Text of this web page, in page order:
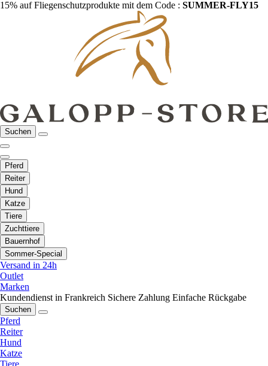
15% auf Fliegenschutzprodukte mit dem Code : SUMMER-FLY15
Suchen
Pferd
Reiter
Hund
Katze
Tiere
Zuchttiere
Bauernhof
Sommer-Special
Versand in 24h
Outlet
Marken
Kundendienst in Frankreich Sichere Zahlung Einfache Rückgabe
Suchen
Pferd
Reiter
Hund
Katze